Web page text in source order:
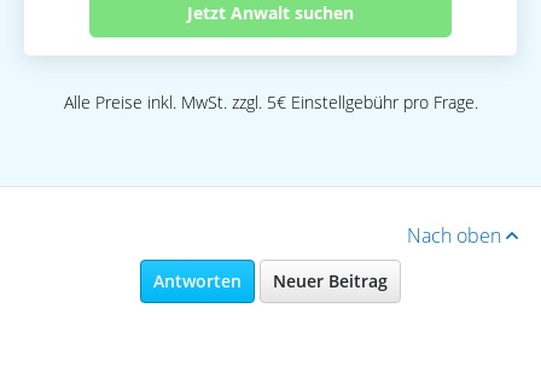
Jetzt Anwalt suchen
Alle Preise inkl. MwSt. zzgl. 5€ Einstellgebühr pro Frage.
Nach oben
Antworten Neuer Beitrag